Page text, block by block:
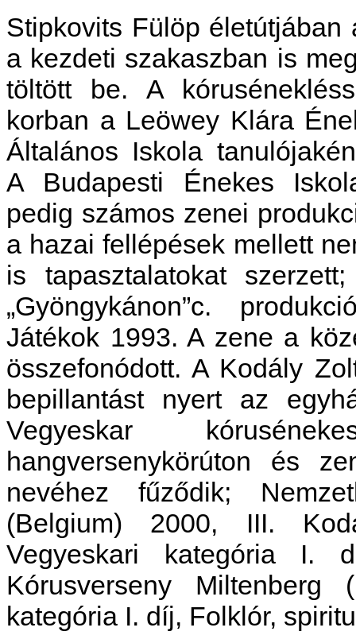
Stipkovits Fülöp életútjában
a kezdeti szakaszban is
töltött be. A
korban a Leöwey Klára
Általános Iskola
A Budapesti Énekes
pedig számos zenei
a hazai fellépések mellett
is tapasztalatokat
„Gyöngykánon”c.
Játékok 1993. A zene a
összefonódott. A Kodály
bepillantást nyert az
Vegyeskar
hangversenykörúton és
nevéhez fűződik;
(Belgium) 2000, III.
Vegyeskari kategória I.
Kórusverseny Miltenberg
kategória I. díj, Folklór,